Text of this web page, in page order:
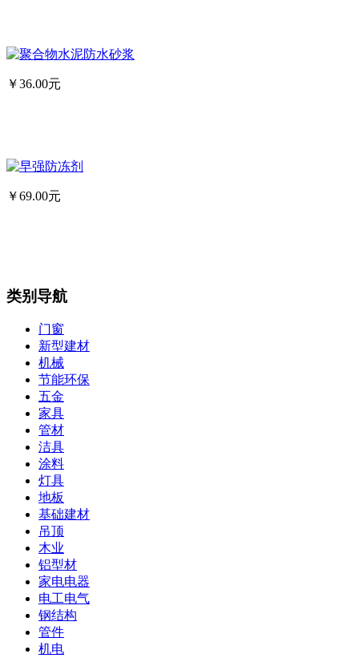
￥36.00元
￥69.00元
类别导航
门窗
新型建材
机械
节能环保
五金
家具
管材
洁具
涂料
灯具
地板
基础建材
吊顶
木业
铝型材
家电电器
电工电气
钢结构
管件
机电